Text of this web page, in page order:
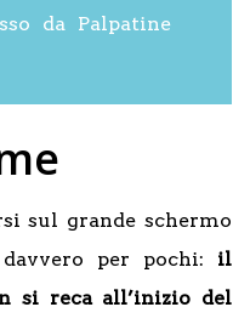
da Palpatine
sul grande schermo
per pochi: il
si reca all’inizio del